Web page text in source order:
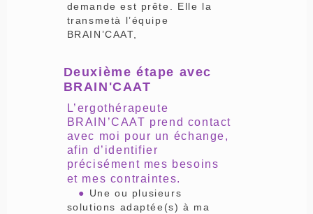
demande est prête. Elle la
transmetà l’équipe
BRAIN’CAAT,
Deuxième étape avec
BRAIN'CAAT
L’ergothérapeute
BRAIN’CAAT prend contact
avec moi pour un échange,
afin d’identifier
précisément mes besoins
et mes contraintes.
● Une ou plusieurs
solutions adaptée(s) à ma